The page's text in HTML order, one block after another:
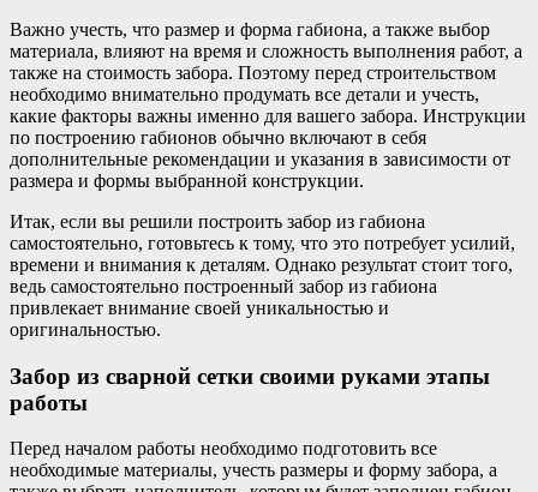
Важно учесть, что размер и форма габиона, а также выбор
материала, влияют на время и сложность выполнения работ, а
также на стоимость забора. Поэтому перед строительством
необходимо внимательно продумать все детали и учесть,
какие факторы важны именно для вашего забора. Инструкции
по построению габионов обычно включают в себя
дополнительные рекомендации и указания в зависимости от
размера и формы выбранной конструкции.
Итак, если вы решили построить забор из габиона
самостоятельно, готовьтесь к тому, что это потребует усилий,
времени и внимания к деталям. Однако результат стоит того,
ведь самостоятельно построенный забор из габиона
привлекает внимание своей уникальностью и
оригинальностью.
Забор из сварной сетки своими руками этапы
работы
Перед началом работы необходимо подготовить все
необходимые материалы, учесть размеры и форму забора, а